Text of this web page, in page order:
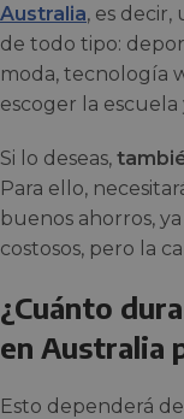
Australia, es
de todo tipo:
moda, tecnología
escoger la
Si lo deseas,
Para ello,
buenos ahorros,
costosos, pero la
¿Cuánto
en Australia
Esto dependerá